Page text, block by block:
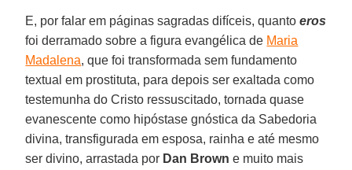
E, por falar em páginas sagradas difíceis, quantoeros
foi derramado sobre a figura evangélica de Maria
Madalena, que foi transformada sem fundamento
textual em prostituta, para depois ser exaltada como
testemunha do Cristo ressuscitado, tornada quase
evanescente como hipóstase gnóstica da Sabedoria
divina, transfigurada em esposa, rainha e até mesmo
ser divino, arrastada por Dan Brown e muito mais